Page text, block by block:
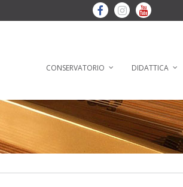
CONSERVATORIO DIDATTICA